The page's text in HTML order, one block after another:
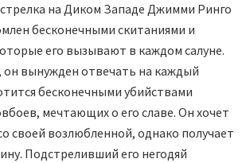
на Диком Западе Джимми Ринго
бесконечными скитаниями и
его вызывают в каждом салуне.
он вынужден отвечать на каждый
бесконечными убийствами
мечтающих о его славе. Он хочет
своей возлюбленной, однако получает
Подстреливший его негодяй